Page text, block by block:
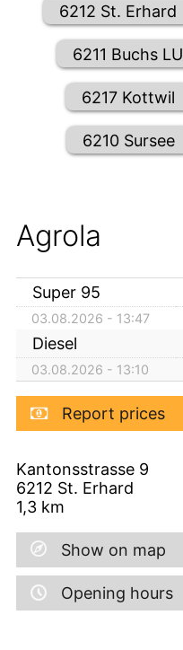
6212 St. Erhard
6211 Buchs LU
6217 Kottwil
6210 Sursee
Agrola
Super 95
03.08.2026 - 13:47
Diesel
03.08.2026 - 13:10
Report prices
Kantonsstrasse 9
6212 St. Erhard
1,3 km
Show on map
Opening hours